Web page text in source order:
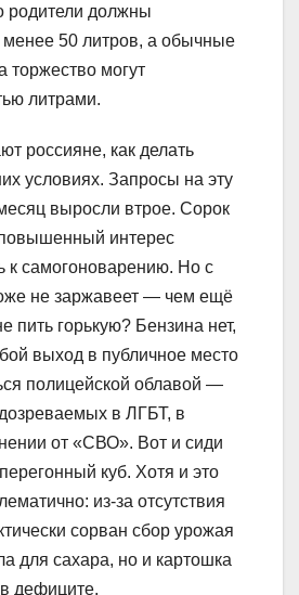
родители должны
менее 50 литров, а обычные
торжество могут
литрами.
россияне, как делать
условиях. Запросы на эту
выросли втрое. Сорок
повышенный интерес
к самогоноварению. Но с
не заржавеет — чем ещё
пить горькую? Бензина нет,
выход в публичное место
полицейской облавой —
в ЛГБТ, в
от «СВО». Вот и сиди
куб. Хотя и это
из-за отсутствия
сорван сбор урожая
для сахара, но и картошка
дефиците.